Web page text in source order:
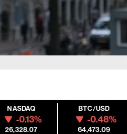
NASDAQ
-0.13%
26,328.07
BTC/USD
-0.48%
64,473.09